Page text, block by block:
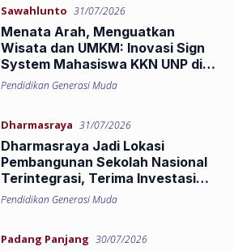
Sawahlunto 31/07/2026
Menata Arah, Menguatkan
Wisata dan UMKM: Inovasi Sign
System Mahasiswa KKN UNP di
Nagari Silungkang Oso
Pendidikan Generasi Muda
Dharmasraya 31/07/2026
Dharmasraya Jadi Lokasi
Pembangunan Sekolah Nasional
Terintegrasi, Terima Investasi
Pendidikan Rp250 Miliar
Pendidikan Generasi Muda
Padang Panjang 30/07/2026